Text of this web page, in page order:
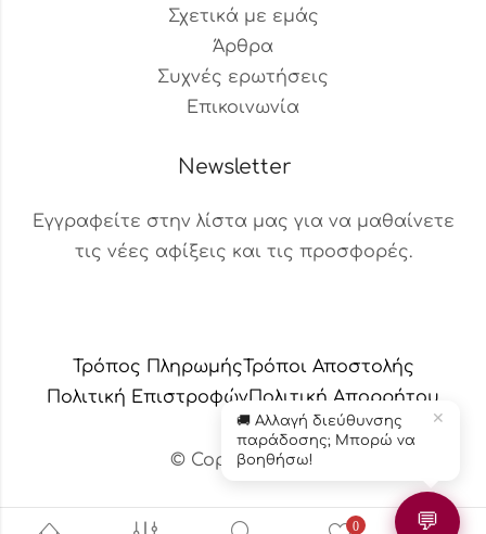
Σχετικά με εμάς
Άρθρα
Συχνές ερωτήσεις
Επικοινωνία
Newsletter
Εγγραφείτε στην λίστα μας για να μαθαίνετε
τις νέες αφίξεις και τις προσφορές.
Τρόπος ΠληρωμήςΤρόποι Αποστολής
Πολιτική ΕπιστροφώνΠολιτική Aπορρήτου
© Copyright 2024 – Το κεράδικο
0
✕
🚚 Αλλαγή διεύθυνσης
παράδοσης; Μπορώ να
βοηθήσω!
💬